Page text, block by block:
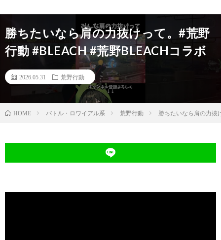
勝ちたいなら肩の力抜けって。#荒野
行動 #BLEACH #荒野BLEACHコラボ
2026.05.31 荒野行動
HOME バトル・ロワイアル系 荒野行動 勝ちたいなら肩の力抜